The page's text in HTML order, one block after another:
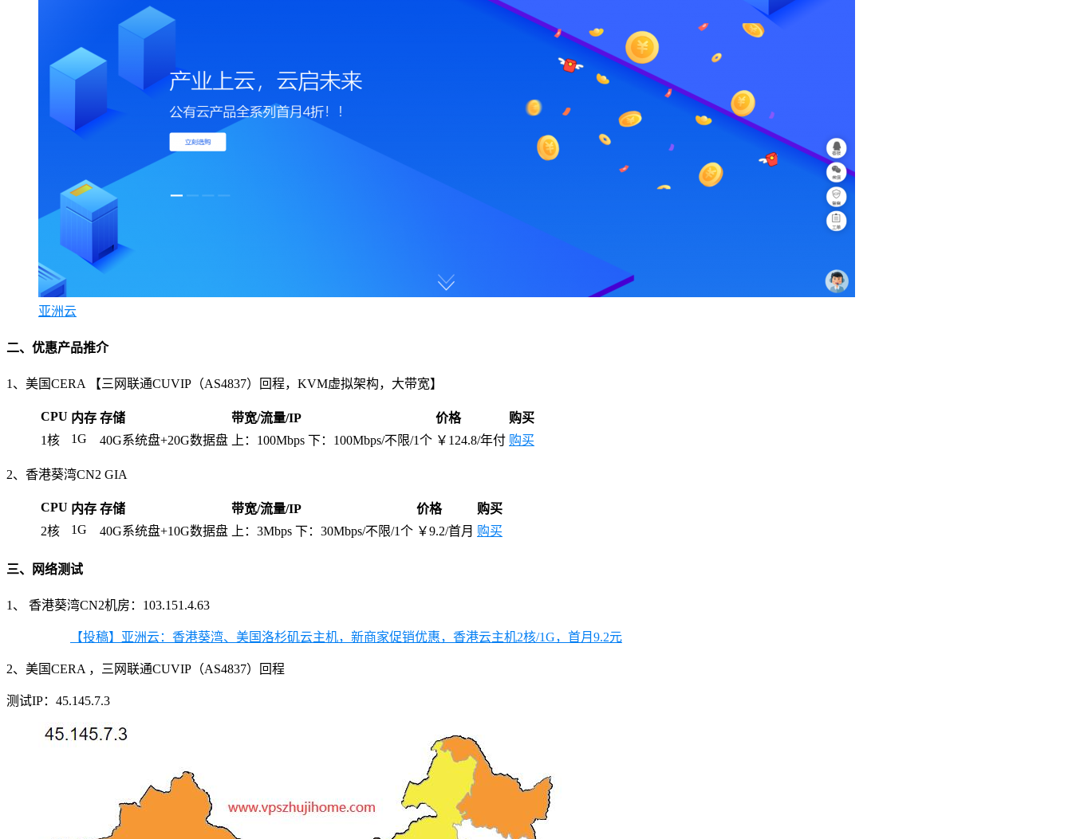
亚洲云
二、优惠产品推介
1、美国CERA 【三网联通CUVIP（AS4837）回程，KVM虚拟架构，大带宽】
CPU 内存 存储 带宽/流量/IP 价格
购买
1核
1G 40G系统盘+20G数据盘 上：100Mbps 下：100Mbps/不限/1个 ￥124.8/年付 购买
2、香港葵湾CN2 GIA
CPU 内存 存储 带宽/流量/IP 价格
购买
2核
1G 40G系统盘+10G数据盘 上：3Mbps 下：30Mbps/不限/1个 ￥9.2/首月 购买
三、网络测试
1、 香港葵湾CN2机房：103.151.4.63
【投稿】亚洲云：香港葵湾、美国洛杉矶云主机，新商家促销优惠，香港云主机2核/1G，首月9.2元
2、美国CERA ，三网联通CUVIP（AS4837）回程
测试IP：45.145.7.3